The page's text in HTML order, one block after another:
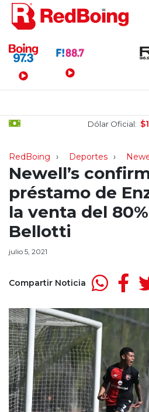
Menú Principal
Dólar Oficial: $1470
RedBoing Deportes
Newell’s
préstamo de
la venta del
Bellotti
julio 5, 2021
Compartir Noticia